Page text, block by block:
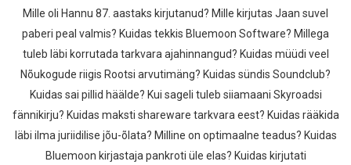
Mille oli Hannu 87. aastaks kirjutanud? Mille kirjutas Jaan suvel
paberi peal valmis? Kuidas tekkis Bluemoon Software? Millega
tuleb läbi korrutada tarkvara ajahinnangud? Kuidas müüdi veel
Nõukogude riigis Rootsi arvutimäng? Kuidas sündis Soundclub?
Kuidas sai pillid häälde? Kui sageli tuleb siiamaani Skyroadsi
fännikirju? Kuidas maksti shareware tarkvara eest? Kuidas rääkida
läbi ilma juriidilise jõu-õlata? Milline on optimaalne teadus? Kuidas
Bluemoon kirjastaja pankroti üle elas? Kuidas kirjutati